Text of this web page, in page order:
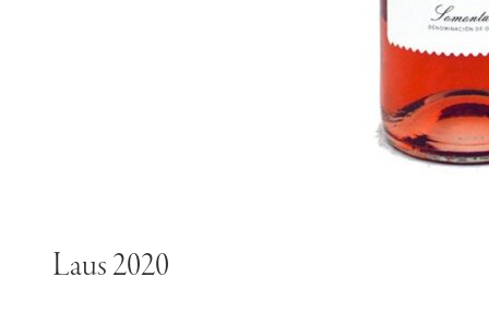
Laus 2020